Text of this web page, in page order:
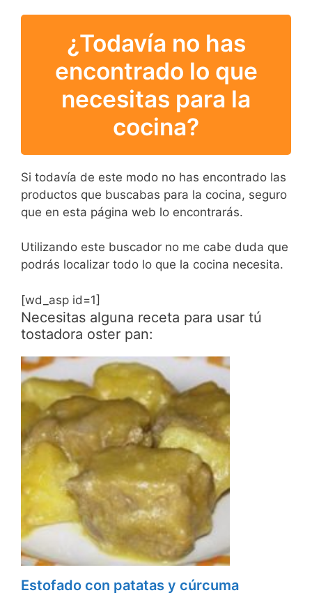
¿Todavía no has
encontrado lo que
necesitas para la
cocina?
Si todavía de este modo no has encontrado las
productos que buscabas para la cocina, seguro
que en esta página web lo encontrarás.
Utilizando este buscador no me cabe duda que
podrás localizar todo lo que la cocina necesita.
[wd_asp id=1]
Necesitas alguna receta para usar tú
tostadora oster pan:
Estofado con patatas y cúrcuma